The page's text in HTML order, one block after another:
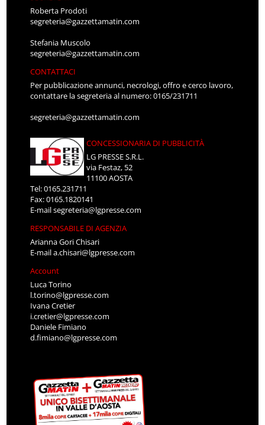
Roberta Prodoti
segreteria@gazzettamatin.com
Stefania Muscolo
segreteria@gazzettamatin.com
CONTATTACI
Per pubblicazione annunci, necrologi, offro e cerco lavoro,
contattare la segreteria al numero: 0165/231711
segreteria@gazzettamatin.com
CONCESSIONARIA DI PUBBLICITÀ
LG PRESSE S.R.L.
via Festaz, 52
11100 AOSTA
Tel: 0165.231711
Fax: 0165.1820141
E-mailsegreteria@lgpresse.com
RESPONSABILE DI AGENZIA
Arianna Gori Chisari
E-maila.chisari@lgpresse.com
Account
Luca Torino
l.torino@lgpresse.com
Ivana Cretier
i.cretier@lgpresse.com
Daniele Fimiano
d.fimiano@lgpresse.com